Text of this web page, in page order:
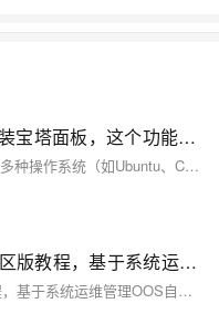
阿里云系统运维管理OOS一键安装宝塔面板，这个功能太牛了！
宝塔面板是实用的服务器管理工具，支持多种操作系统（如Ubuntu、CentOS等）。通过阿里云OOS可一键安装。安装前提包括ECS实例运行中且有公网，安全组需开放8888端口。安装步骤简单，进入ECS控制台选择预装应用并确认下单，完成后在控制台查看详情和登录信息。最后验证安装结果，确保能成功访问宝塔面板URL。
阿里云服务器一键安装Docker社区版教程，基于系统运维管理OOS
阿里云服务器一键安装Docker社区版教程，基于系统运维管理OOS自动化部署。支持Ubuntu 22.04/20.04、CentOS 7.7-7.9及Alibaba Cloud Linux 3.2104 LTS。前提条件：ECS实例需运行中且有公网。步骤：选择Docker扩展并安装，验证成功通过命令`docker -v`查看版本号。